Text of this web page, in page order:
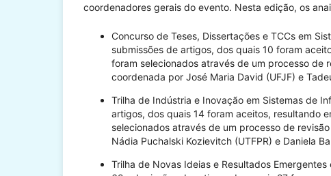
coordenadores gerais do evento. Nesta edição, os
Concurso de Teses, Dissertações e TCCs em
submissões de artigos, dos quais 10 foram
foram selecionados através de um processo de
coordenada por José Maria David (UFJF) e
Trilha de Indústria e Inovação em Sistemas de
artigos, dos quais 14 foram aceitos, resultando
selecionados através de um processo de
Nádia Puchalski Kozievitch (UTFPR) e Daniela
Trilha de Novas Ideias e Resultados